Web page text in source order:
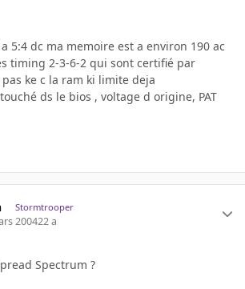
5:4 dc ma memoire est a environ 190 ac
timing 2-3-6-2 qui sont certifié par
ke c la ram ki limite deja
ds le bios , voltage d origine, PAT
Stormtrooper
200422 a
Spectrum ?